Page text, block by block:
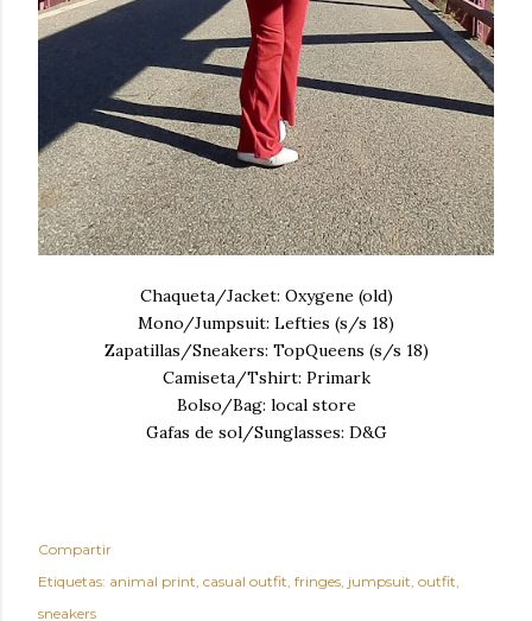
Chaqueta/Jacket: Oxygene (old)
Mono/Jumpsuit: Lefties (s/s 18)
Zapatillas/Sneakers: TopQueens (s/s 18)
Camiseta/Tshirt: Primark
Bolso/Bag: local store
Gafas de sol/Sunglasses: D&G
Compartir
Etiquetas: animal print casual outfit fringes jumpsuit outfit
sneakers